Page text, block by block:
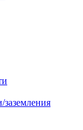
заземления